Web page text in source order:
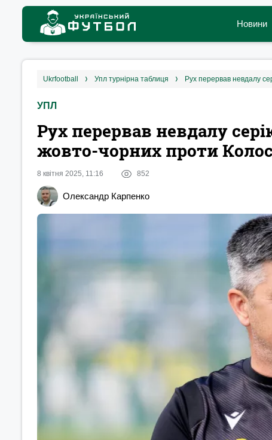
Новини
ukrfootball упл турнірна таблиця Рух перервав невдалу
УПЛ
Рух перервав невдалу
жовто-чорних проти
8 квітня 2025, 11:16 852
Олександр Карпенко